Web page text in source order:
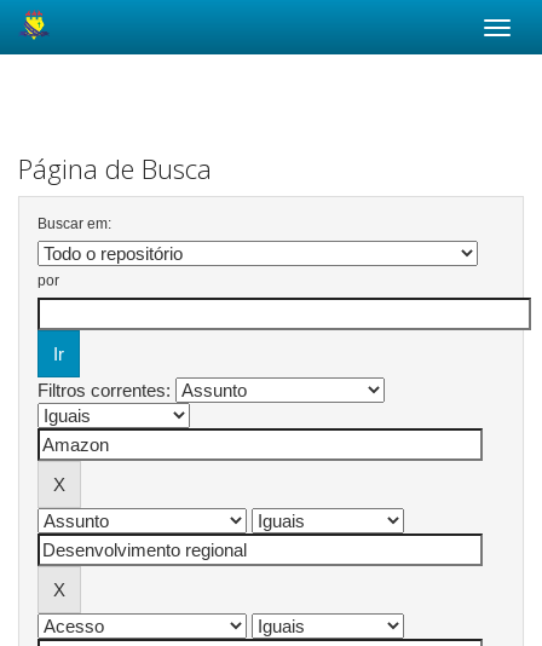
Página de Busca
Buscar em:
por
Filtros correntes: